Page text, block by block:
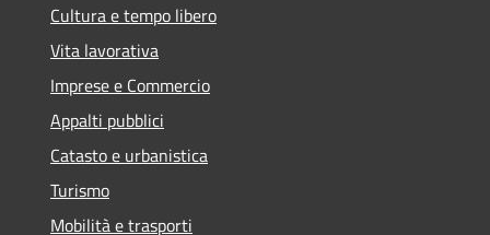
Cultura e tempo libero
Vita lavorativa
Imprese e Commercio
Appalti pubblici
Catasto e urbanistica
Turismo
Mobilità e trasporti